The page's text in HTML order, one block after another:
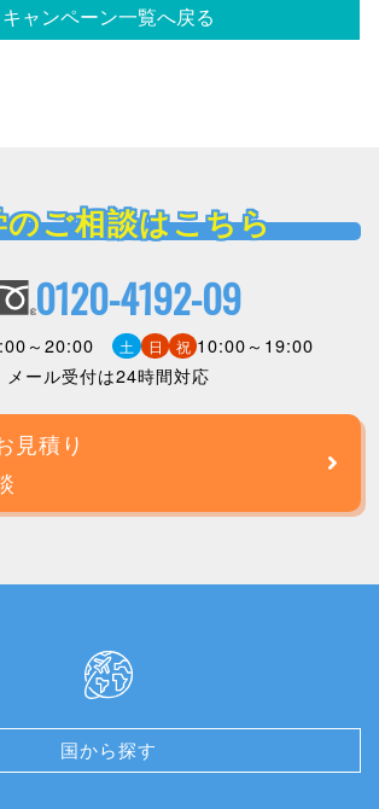
キャンペーン一覧へ戻る
のご相談はこちら
0120-4192-09
～20:00 土 日 祝 10:00～19:00
メール受付は24時間対応
見積り
国から探す